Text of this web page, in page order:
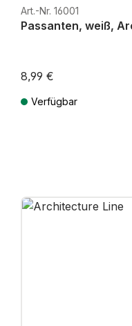
Art.-Nr. 16001
Passanten, weiß,
8,99 €
Verfügbar